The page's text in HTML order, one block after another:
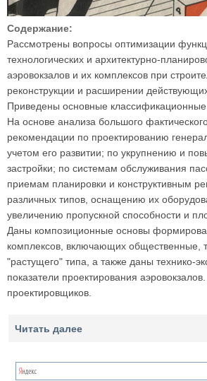
Содержание:
Рассмотрены вопросы оптимизации
технологических и архитектурно-
аэровокзалов и их комплексов при
реконструкции и расширении
Приведены основные классификационные
На основе анализа большого
рекомендации по проектированию
учетом его развитии; по укрупнению и
застройки; по системам обслуживания
приемам планировки и конструктивным
различных типов, оснащению их
увеличению пропускной способности и
Даны композиционные основы
комплексов, включающих общественные,
"растущего" типа, а также даны технико-
показатели проектирования
проектировщиков.
Читать далее